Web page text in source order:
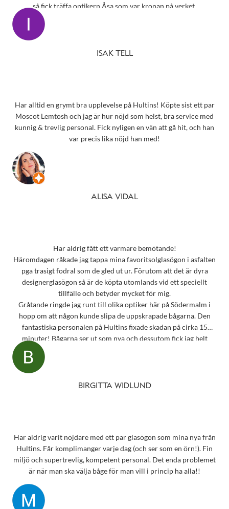
så fick träffa optikern Åsa som var kronan på verket.
ISAK TELL
Har alltid en grymt bra upplevelse på Hultins! Köpte sist ett par
Moscot Lemtosh och jag är hur nöjd som helst, bra service med
kunnig & trevlig personal. Fick nyligen en vän att gå hit, och han
var precis lika nöjd han med!
ALISA VIDAL
Har aldrig fått ett varmare bemötande!
Häromdagen råkade jag tappa mina favoritsolglasögon i asfalten
pga trasigt fodral som de gled ut ur. Förutom att det är dyra
designerglasögon så är de köpta utomlands vid ett speciellt
tillfälle och betyder mycket för mig.
Gråtande ringde jag runt till olika optiker här på Södermalm i
hopp om att någon kunde slipa de uppskrapade bågarna. Den
fantastiska personalen på Hultins fixade skadan på cirka 15
minuter! Bågarna ser ut som nya och dessutom fick jag helt
oväntat en underbar gåva – ett sprillans nytt fodral från samma
märke som mina solglasögon! Vilken fantastisk service! Kommer
Snart behöver jag boka tid för en synundersökning och jag vet
BIRGITTA WIDLUND
Har aldrig varit nöjdare med ett par glasögon som mina nya från
Hultins. Får komplimanger varje dag (och ser som en örn!). Fin
miljö och supertrevlig, kompetent personal. Det enda problemet
är när man ska välja båge för man vill i princip ha alla!!